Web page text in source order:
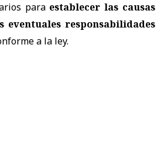
para establecer las causas
eventuales responsabilidades
a la ley.